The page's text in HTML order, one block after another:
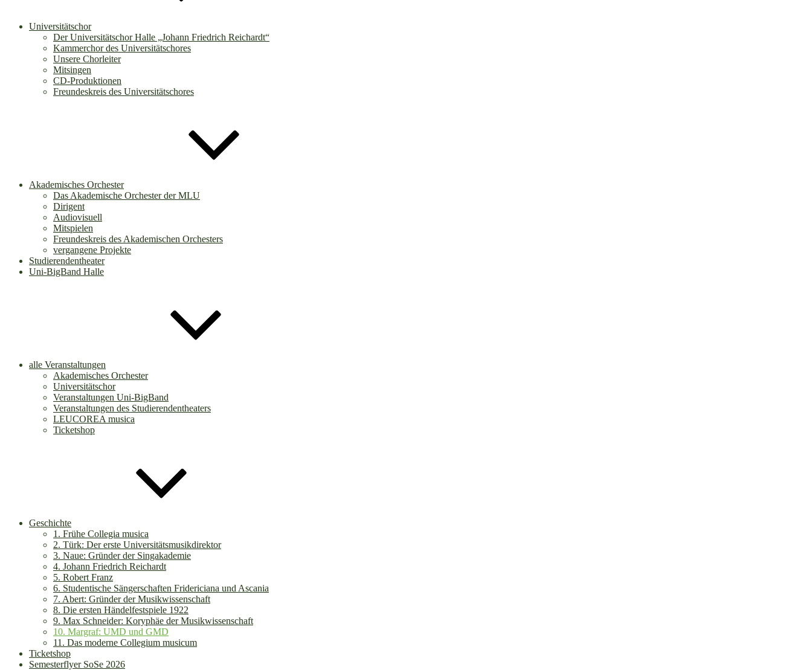
Universitätschor
Der Universitätschor Halle „Johann Friedrich Reichardt“
Kammerchor des Universitätschores
Unsere Chorleiter
Mitsingen
CD-Produktionen
Freundeskreis des Universitätschores
Akademisches Orchester
Das Akademische Orchester der MLU
Dirigent
Audiovisuell
Mitspielen
Freundeskreis des Akademischen Orchesters
vergangene Projekte
Studierendentheater
Uni-BigBand Halle
alle Veranstaltungen
Akademisches Orchester
Universitätschor
Veranstaltungen Uni-BigBand
Veranstaltungen des Studierendentheaters
LEUCOREA musica
Ticketshop
Geschichte
1. Frühe Collegia musica
2. Türk: Der erste Universitätsmusikdirektor
3. Naue: Gründer der Singakademie
4. Johann Friedrich Reichardt
5. Robert Franz
6. Studentische Sängerschaften Fridericiana und Ascania
7. Abert: Gründer der Musikwissenschaft
8. Die ersten Händelfestspiele 1922
9. Max Schneider: Koryphäe der Musikwissenschaft
10. Margraf: UMD und GMD
11. Das moderne Collegium musicum
Ticketshop
Semesterflyer SoSe 2026